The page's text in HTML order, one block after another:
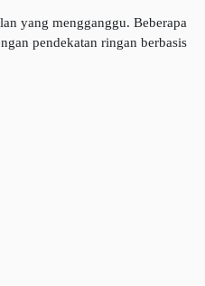
yang mengganggu. Beberapa
pendekatan ringan berbasis